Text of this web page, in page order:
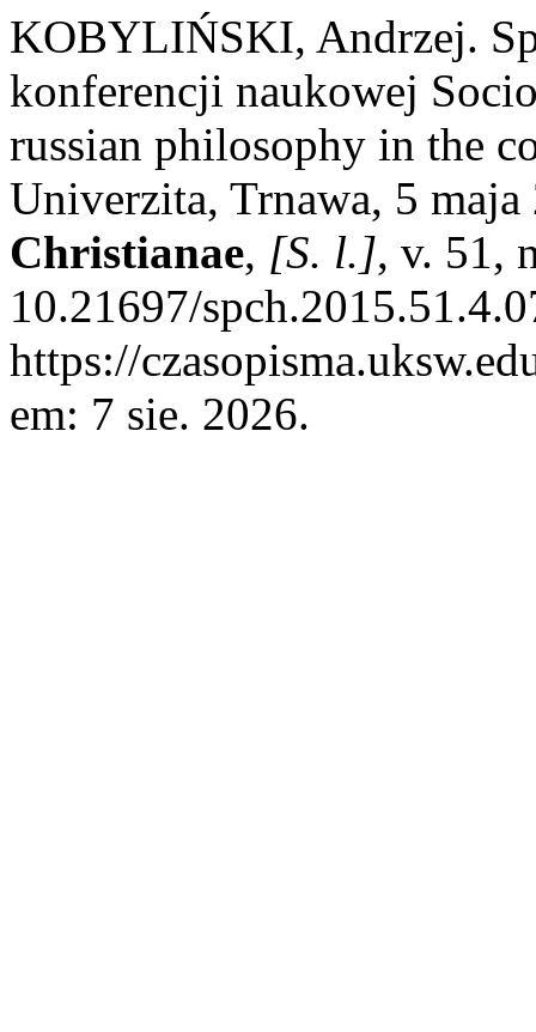
KOBYLIŃSKI, Andrzej.
konferencji naukowej
russian philosophy in the
Univerzita, Trnawa, 5
Christianae, [S. l.], v. 51,
10.21697/
https://
em: 7 sie. 2026.